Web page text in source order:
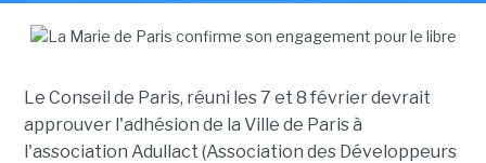
Le Conseil de Paris, réuni les 7 et 8 février devrait
approuver l'adhésion de la Ville de Paris à
l'association Adullact (Association des Développeurs